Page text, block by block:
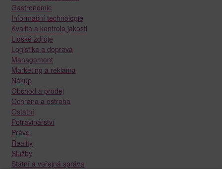
Gastronomie
Informační technologie
Kvalita a kontrola jakosti
Lidské zdroje
Logistika a doprava
Management
Marketing a reklama
Nákup
Obchod a prodej
Ochrana a ostraha
Ostatní
Potravinářství
Právo
Reality
Služby
Státní a veřejná správa